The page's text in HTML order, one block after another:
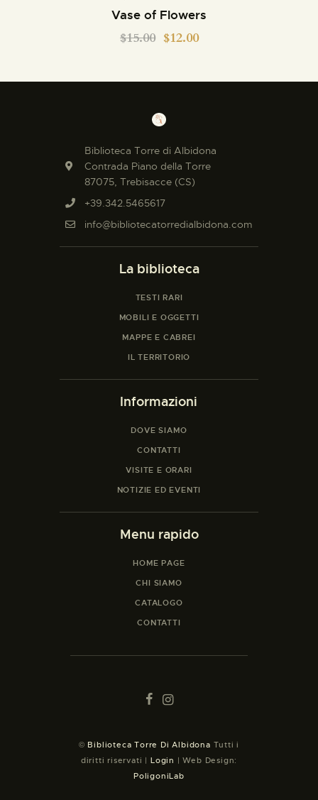
Vase of Flowers
$15.00 $12.00
Biblioteca Torre di Albidona
Contrada Piano della Torre
87075, Trebisacce (CS)
+39.342.5465617
info@bibliotecatorredialbidona.com
La biblioteca
TESTI RARI
MOBILI E OGGETTI
MAPPE E CABREI
IL TERRITORIO
Informazioni
DOVE SIAMO
CONTATTI
VISITE E ORARI
NOTIZIE ED EVENTI
Menu rapido
HOME PAGE
CHI SIAMO
CATALOGO
CONTATTI
© Biblioteca Torre Di Albidona Tutti i
diritti riservati | Login | Web Design:
PoligoniLab